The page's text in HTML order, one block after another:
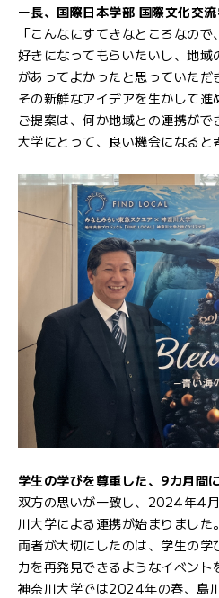
ー長、国際日本学部 国際文化交
「こんなにすてきなところなの
好きになってもらいたいし、地
があってよかったと思っていた
その新鮮なアイデアを生かして
ご提案は、何か地域との連携が
大学にとって、良い機会になると
学生の学びを尊重した、9カ月間
双方の思いが一致し、2024年4
川大学による連携が始まりました。
両者が大切にしたのは、学生の
力を再発見できるようなイベント
神奈川大学では2024年の春、島